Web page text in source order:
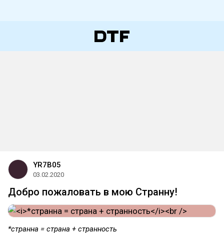
YR7B05
03.02.2020
Добро пожаловать в мою Странну!
​*странна = страна + странность